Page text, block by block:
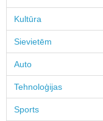
Kultūra
Sievietēm
Auto
Tehnoloģijas
Sports